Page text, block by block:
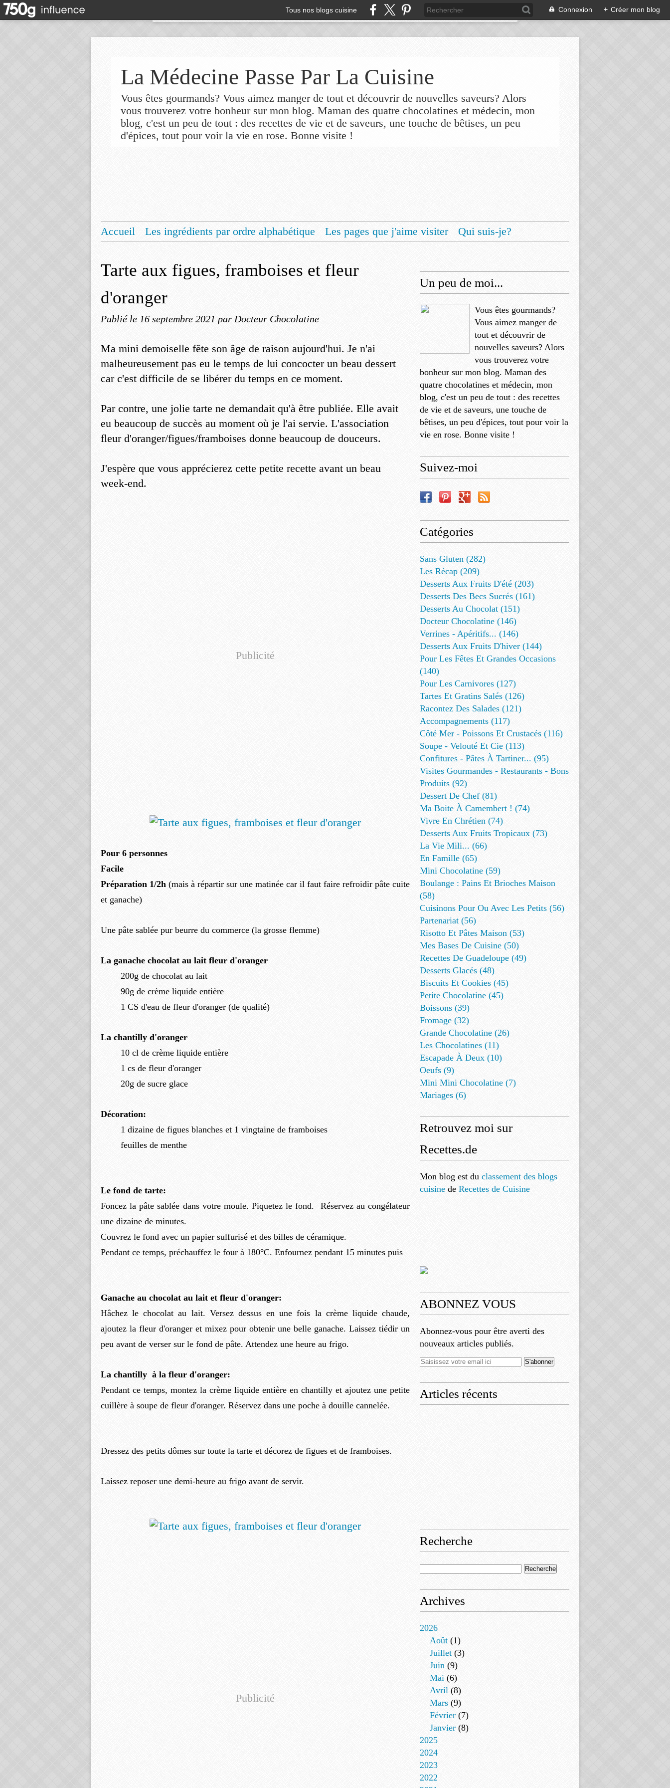
Tous nos blogs cuisine Connexion + Créer mon blog
La Médecine Passe Par La Cuisine
Vous êtes gourmands? Vous aimez manger de tout et découvrir de nouvelles saveurs? Alors
vous trouverez votre bonheur sur mon blog. Maman des quatre chocolatines et médecin, mon
blog, c'est un peu de tout : des recettes de vie et de saveurs, une touche de bêtises, un peu
d'épices, tout pour voir la vie en rose. Bonne visite !
Accueil Les ingrédients par ordre alphabétique Les pages que j'aime visiter
Qui suis-je?
Tarte aux figues, framboises et fleur
d'oranger
Publié le 16 septembre 2021 par Docteur Chocolatine
Ma mini demoiselle fête son âge de raison aujourd'hui. Je n'ai
malheureusement pas eu le temps de lui concocter un beau dessert
car c'est difficile de se libérer du temps en ce moment.
Par contre, une jolie tarte ne demandait qu'à être publiée. Elle avait
eu beaucoup de succès au moment où je l'ai servie. L'association
fleur d'oranger/figues/framboises donne beaucoup de douceurs.
J'espère que vous apprécierez cette petite recette avant un beau
week-end.
Publicité
Pour 6 personnes
Facile
Préparation 1/2h (mais à répartir sur une matinée car il faut faire refroidir pâte cuite
et ganache)
Une pâte sablée pur beurre du commerce (la grosse flemme)
La ganache chocolat au lait fleur d'oranger
200g de chocolat au lait
90g de crème liquide entière
1 CS d'eau de fleur d'oranger (de qualité)
La chantilly d'oranger
10 cl de crème liquide entière
1 cs de fleur d'oranger
20g de sucre glace
Décoration:
1 dizaine de figues blanches et 1 vingtaine de framboises
feuilles de menthe
Le fond de tarte:
Foncez la pâte sablée dans votre moule. Piquetez le fond. Réservez au congélateur
une dizaine de minutes.
Couvrez le fond avec un papier sulfurisé et des billes de céramique.
Pendant ce temps, préchauffez le four à 180°C. Enfournez pendant 15 minutes puis
Ganache au chocolat au lait et fleur d'oranger:
Hâchez le chocolat au lait. Versez dessus en une fois la crème liquide chaude,
ajoutez la fleur d'oranger et mixez pour obtenir une belle ganache. Laissez tiédir un
peu avant de verser sur le fond de pâte. Attendez une heure au frigo.
La chantilly à la fleur d'oranger:
Pendant ce temps, montez la crème liquide entière en chantilly et ajoutez une petite
cuillère à soupe de fleur d'oranger. Réservez dans une poche à douille cannelée.
Dressez des petits dômes sur toute la tarte et décorez de figues et de framboises.
Laissez reposer une demi-heure au frigo avant de servir.
Publicité
Un peu de moi...
Vous êtes gourmands?
Vous aimez manger de
tout et découvrir de
nouvelles saveurs? Alors
vous trouverez votre
bonheur sur mon blog. Maman des
quatre chocolatines et médecin, mon
blog, c'est un peu de tout : des recettes
de vie et de saveurs, une touche de
bêtises, un peu d'épices, tout pour voir la
vie en rose. Bonne visite !
Suivez-moi
Catégories
Sans Gluten (282)
Les Récap (209)
Desserts Aux Fruits D'été (203)
Desserts Des Becs Sucrés (161)
Desserts Au Chocolat (151)
Docteur Chocolatine (146)
Verrines - Apéritifs... (146)
Desserts Aux Fruits D'hiver (144)
Pour Les Fêtes Et Grandes Occasions
(140)
Pour Les Carnivores (127)
Tartes Et Gratins Salés (126)
Racontez Des Salades (121)
Accompagnements (117)
Côté Mer - Poissons Et Crustacés (116)
Soupe - Velouté Et Cie (113)
Confitures - Pâtes À Tartiner... (95)
Visites Gourmandes - Restaurants - Bons
Produits (92)
Dessert De Chef (81)
Ma Boite À Camembert ! (74)
Vivre En Chrétien (74)
Desserts Aux Fruits Tropicaux (73)
La Vie Mili... (66)
En Famille (65)
Mini Chocolatine (59)
Boulange : Pains Et Brioches Maison
(58)
Cuisinons Pour Ou Avec Les Petits (56)
Partenariat (56)
Risotto Et Pâtes Maison (53)
Mes Bases De Cuisine (50)
Recettes De Guadeloupe (49)
Desserts Glacés (48)
Biscuits Et Cookies (45)
Petite Chocolatine (45)
Boissons (39)
Fromage (32)
Grande Chocolatine (26)
Les Chocolatines (11)
Escapade À Deux (10)
Oeufs (9)
Mini Mini Chocolatine (7)
Mariages (6)
Retrouvez moi sur
Recettes.de
Mon blog est du classement des blogs
cuisine de Recettes de Cuisine
ABONNEZ VOUS
Abonnez-vous pour être averti des
nouveaux articles publiés.
Articles récents
Recherche
Archives
2026
Août (1)
Juillet (3)
Juin (9)
Mai (6)
Avril (8)
Mars (9)
Février (7)
Janvier (8)
2025
2024
2023
2022